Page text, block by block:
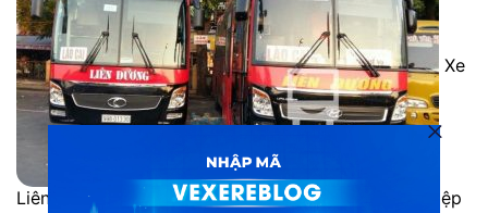
Xe
Liên Dương đi Sapa là một trong những doanh nghiệp